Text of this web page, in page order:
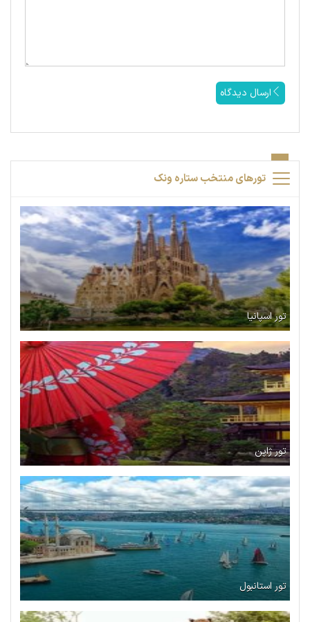
ارسال دیدگاه
تورهای منتخب ستاره ونک
تور اسپانیا
تور ژاپن
تور استانبول